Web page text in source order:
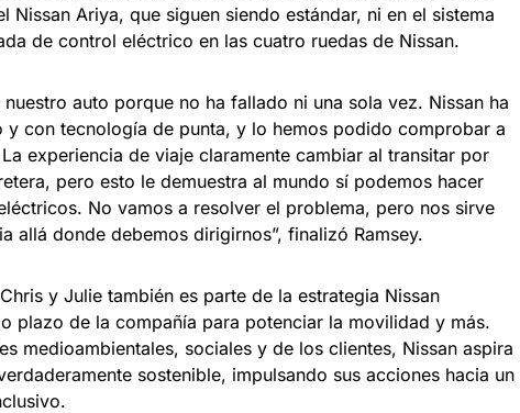
Nissan Ariya, que siguen siendo estándar, ni en el sistema
de control eléctrico en las cuatro ruedas de Nissan.
auto porque no ha fallado ni una sola vez. Nissan ha
con tecnología de punta, y lo hemos podido comprobar a
experiencia de viaje claramente cambiar al transitar por
pero esto le demuestra al mundo sí podemos hacer
No vamos a resolver el problema, pero nos sirve
allá donde debemos dirigirnos”, finalizó Ramsey.
y Julie también es parte de la estrategia Nissan
plazo de la compañía para potenciar la movilidad y más.
medioambientales, sociales y de los clientes, Nissan aspira
sostenible, impulsando sus acciones hacia un